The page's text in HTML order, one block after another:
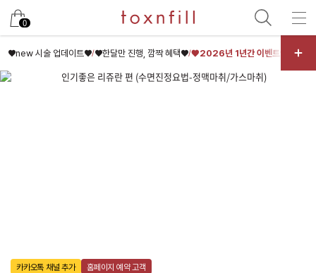
0
♥new 시술 업데이트♥/♥한달만 진행, 깜짝 혜택♥/♥2026년 1년간 이벤트♥ ♥바
카카오톡 채널 추가 홈페이지 예약 고객
카카